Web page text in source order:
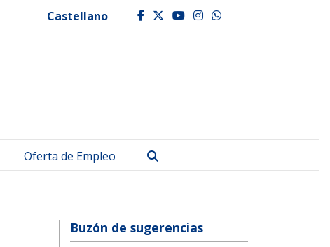
Castellano facebook
twitter
youtube
instagram
whatsapp
Oferta de Empleo
Buzón de sugerencias